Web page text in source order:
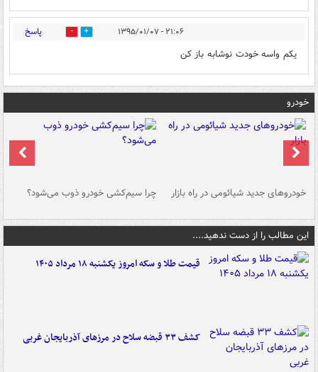
۲۱:۰۶ - ۱۳۹۵/۰۱/۰۷ 0 پاسخ
يکم واسه خودت نوشابه باز کن
خودرو
خودروهای جدید شیائومی در راه بازار چرا سیم‌کشی خودرو ذوب می‌شود؟
این مطالب را از دست ندهید....
قیمت طلا و سکه امروز یکشنبه ۱۸ مرداد ۱۴۰۵
کشف ۳۳ قبضه سلاح در مرزهای آذربایجان غربی